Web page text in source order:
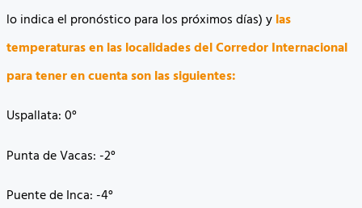
lo indica el pronóstico para los próximos días) ylas
temperaturas en las localidades del Corredor Internacional
para tener en cuenta son las siguientes:
Uspallata: 0°
Punta de Vacas: -2°
Puente de Inca: -4°